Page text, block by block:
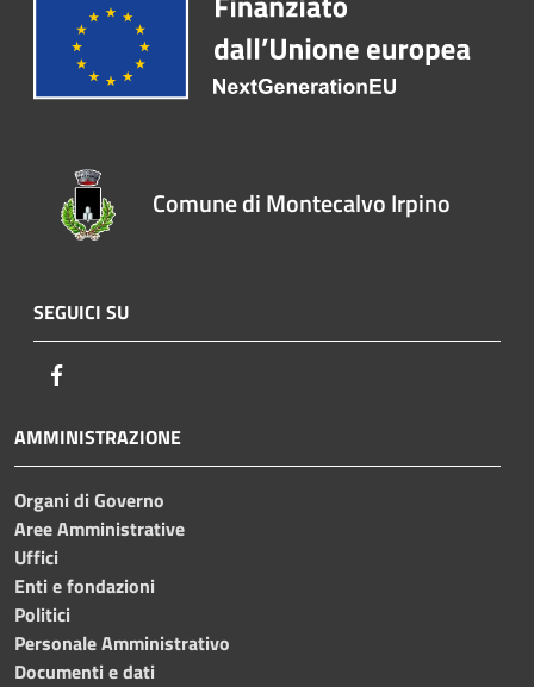
Comune di Montecalvo Irpino
SEGUICI SU
AMMINISTRAZIONE
Organi di Governo
Aree Amministrative
Uffici
Enti e fondazioni
Politici
Personale Amministrativo
Documenti e dati